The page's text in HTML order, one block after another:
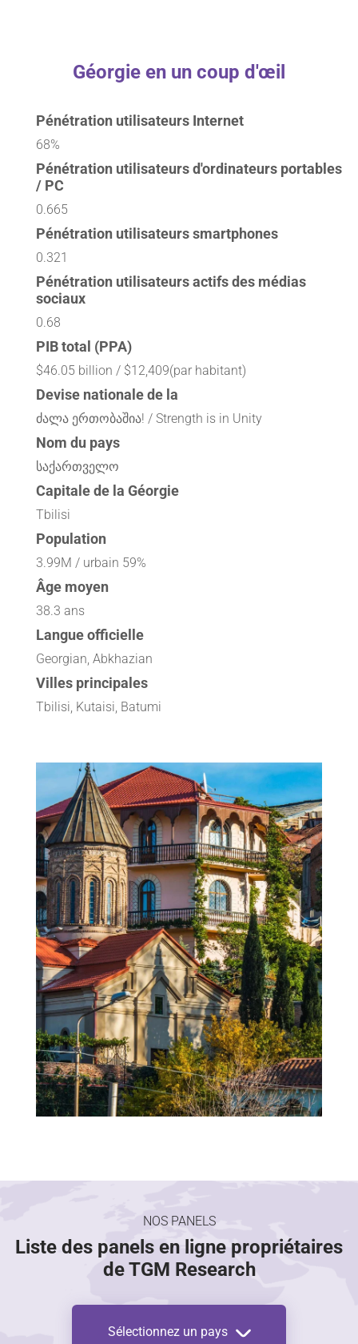
Géorgie en un coup d'œil
Pénétration utilisateurs Internet
68%
Pénétration utilisateurs d'ordinateurs portables
/ PC
0.665
Pénétration utilisateurs smartphones
0.321
Pénétration utilisateurs actifs des médias
sociaux
0.68
PIB total (PPA)
$46.05 billion / $12,409(par habitant)
Devise nationale de la
ძალა ერთობაშია! / Strength is in Unity
Nom du pays
საქართველო
Capitale de la Géorgie
Tbilisi
Population
3.99M / urbain 59%
Âge moyen
38.3 ans
Langue officielle
Georgian, Abkhazian
Villes principales
Tbilisi, Kutaisi, Batumi
NOS PANELS
Liste des panels en ligne propriétaires
de TGM Research
Sélectionnez un pays